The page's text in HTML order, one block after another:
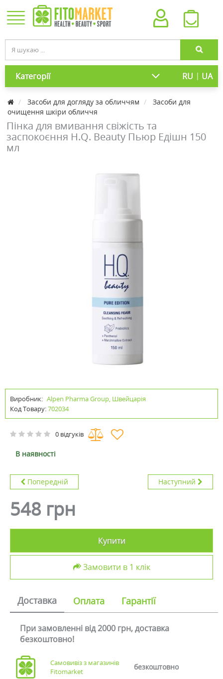
Категорії RU | UA
Засоби для догляду за обличчям
Засоби для
очищення шкіри обличчя
Пінка для вмивання свіжість та
заспокоєння H.Q. Beauty Пьюр Едішн 150
мл
Виробник: Alpen Pharma Group, Швейцарія
Код Товару:702034
0 відгуків
В наявності
Попередній Наступний
548 грн
Купити
Замовити в 1 клік
Доставка Оплата Гарантії
При замовленні від 2000 грн, доставка
безкоштовно!
Самовивіз з магазинів
Fitomarket
безкоштовно